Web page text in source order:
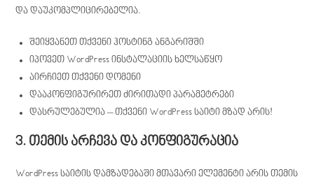
და დაუკომპლიცირებელია.
შეიყვანეთ თქვენი ჰოსტინგ ანგარიშში
იპოვეთ WordPress ინსტალაციის ხელსაწყო
აირჩიეთ თქვენი დომენი
დააკონფიგურირეთ ძირითადი პარამეტრები
დასრულებულია – თქვენი WordPress საიტი მზად არის!
3. თემის არჩევა და კონფიგურაცია
WordPress საიტის დამზადებაში მთავარი ელემენტი არის თემის